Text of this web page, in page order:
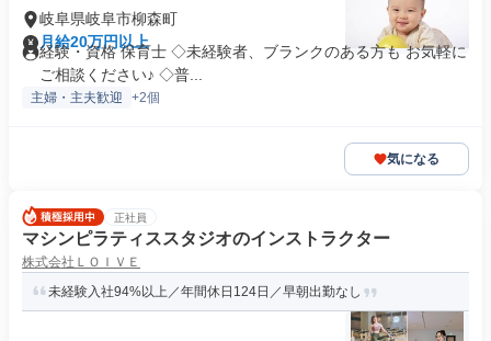
岐阜県岐阜市柳森町
月給20万円以上
経験・資格 保育士 ◇未経験者、ブランクのある方も お気軽に
ご相談ください♪ ◇普...
主婦・主夫歓迎 +2個
気になる
正社員
マシンピラティススタジオのインストラクター
株式会社ＬＯＩＶＥ
未経験入社94%以上／年間休日124日／早朝出勤なし